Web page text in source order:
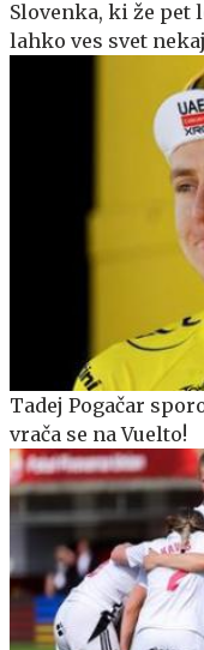
Slovenka, ki že pet
lahko ves svet
Tadej Pogačar
vrača se na Vuelto!